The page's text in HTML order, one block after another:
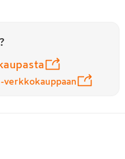
verkkokauppaan